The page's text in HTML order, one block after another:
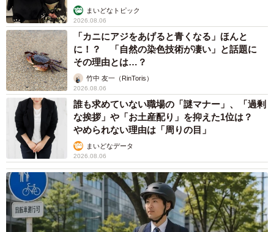
のんきな末っ子大あくび
猫を増やさないためには、母猫や父猫も捕獲しなければな
らなかった。しかし、成猫はすばしっこくて頭が良いの
で、タモではなかなか捕まえられなかった。段ボールで追
い込んでタモで捕まえるという方法もやってみたがダメだ
った。
笠松さんは、捕獲器を貸してくれるところを探し、地域猫
の会という団体に連絡。事情を説明し、捕獲機を借りた。
虐待目的で捕獲する人もいるため、捕獲機の貸し出しには
直接会う必要があった。翌日、いつもごはんをあげる場所
に捕獲機を２つ設置。中には猫たちが大好きなツナ缶を入
れた。最初にシロちゃんたちの母猫が捕獲機に入った。捕
まいどなトピック
2026.08.06
「カニにアジをあげると青くなる」ほんと
に！？ 「自然の染色技術が凄い」と話題に
その理由とは…？
竹中 友一（RinToris）
2026.08.06
誰も求めていない職場の「謎マナー」、「過剰
な挨拶」や「お土産配り」を抑えた1位は？
やめられない理由は「周りの目」
まいどなデータ
2026.08.06